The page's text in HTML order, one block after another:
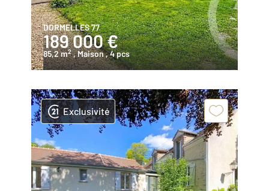
DORMELLES 77
189 000 €
85,2 m2 , Maison, 4 pcs
Exclusivité